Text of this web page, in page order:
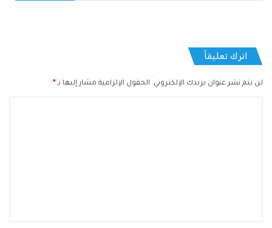
اترك تعليقاً
لن يتم نشر عنوان بريدك الإلكتروني. الحقول الإلزامية مشار إليها بـ *